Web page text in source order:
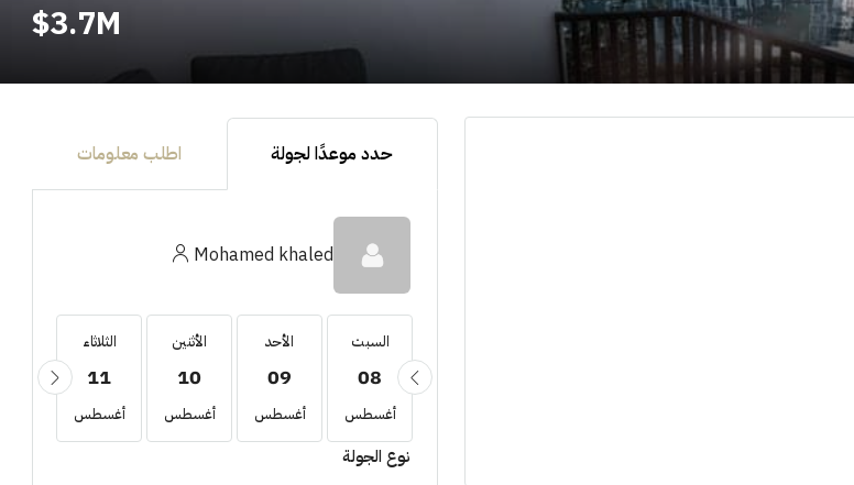
3.7M$
حدد موعدًا لجولة اطلب معلومات
Mohamed khaled
السبت
08
أغسطس
الأحد
09
أغسطس
الأثنين
10
أغسطس
الثلاثاء
11
أغسطس
نوع الجولة